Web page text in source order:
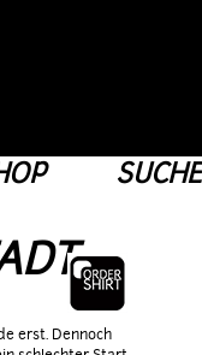
SUCHE
erst. Dennoch